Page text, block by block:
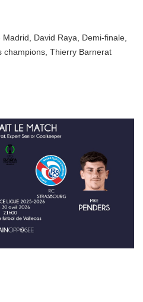
Madrid David Raya Demi-finale
champions Thierry Barnerat